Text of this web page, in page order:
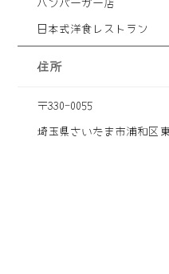
日本式洋食レストラン
住所
〒330-0055
埼玉県さいたま市浦和区